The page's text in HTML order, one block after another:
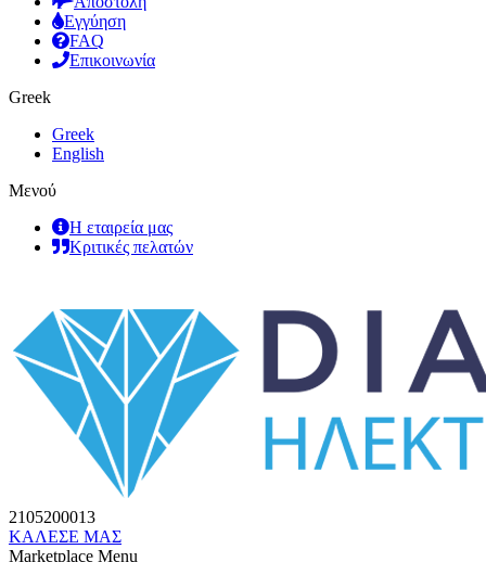
Εγγύηση
FAQ
Επικοινωνία
Greek
Greek
English
Μενού
Η εταιρεία μας
Κριτικές πελατών
2105200013
ΚΑΛΕΣΕ ΜΑΣ
Marketplace Menu